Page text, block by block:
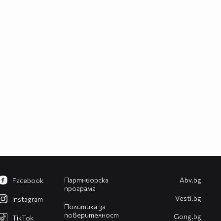
Партньорска
програма
Политика за
поверителност
Facebook
Instagram
TikTok
Abv.bg
Vesti.bg
Gong.bg